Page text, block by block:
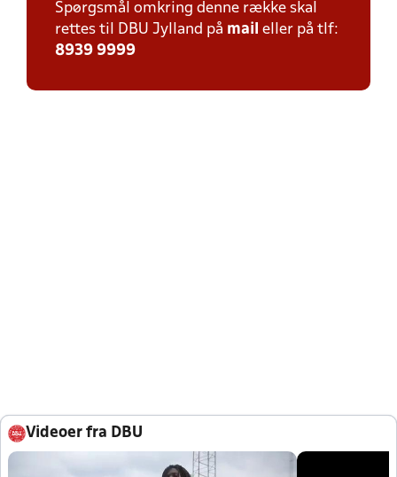
Spørgsmål omkring denne række skal
rettes til DBU Jylland på mail eller på tlf:
8939 9999
Videoer fra DBU